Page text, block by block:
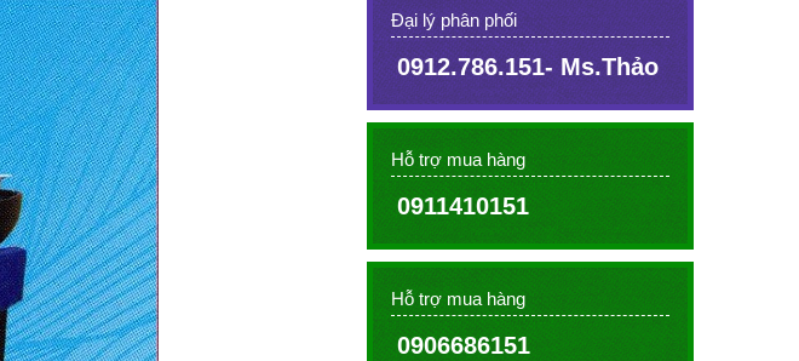
Đại lý phân phối
0912.786.151- Ms.Thảo
Hỗ trợ mua hàng
0911410151
Hỗ trợ mua hàng
0906686151